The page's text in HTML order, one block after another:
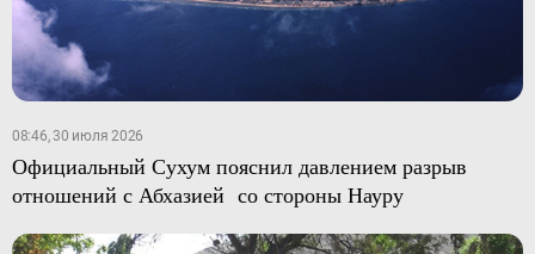
08:46, 30 июля 2026
Официальный Сухум пояснил давлением разрыв
отношений с Абхазией со стороны Науру